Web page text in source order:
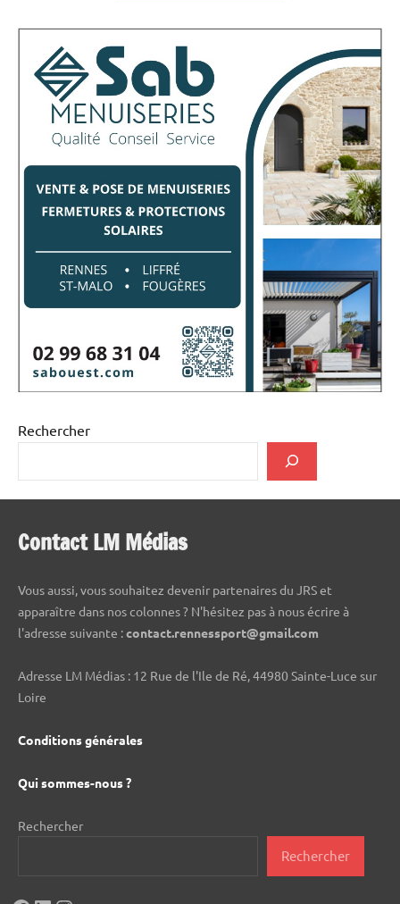
Rechercher
Contact LM Médias
Vous aussi, vous souhaitez devenir partenaires du JRS et
apparaître dans nos colonnes ? N'hésitez pas à nous écrire à
l'adresse suivante :contact.rennessport@gmail.com
Adresse LM Médias : 12 Rue de l'Ile de Ré, 44980 Sainte-Luce sur
Loire
Conditions générales
Qui sommes-nous ?
Rechercher
Rechercher